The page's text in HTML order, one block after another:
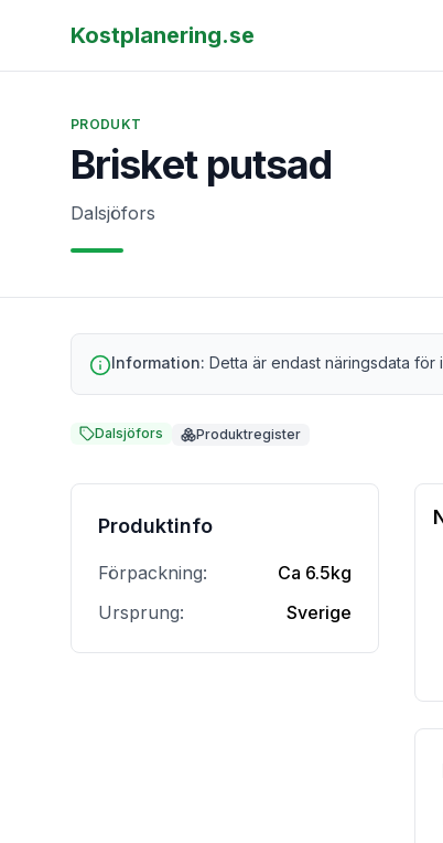
Kostplanering.se
PRODUKT
Brisket putsad
Dalsjöfors
Information: Detta är endast näringsdata för
Dalsjöfors Produktregister
Produktinfo
Förpackning:
Ca 6.5kg
Ursprung:
Sverige